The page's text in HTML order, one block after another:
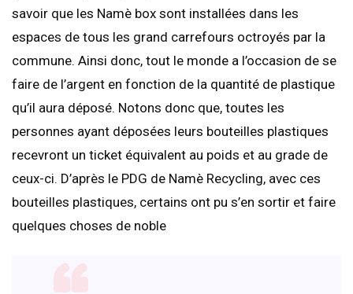
savoir que les Namè box sont installées dans les
espaces de tous les grand carrefours octroyés par la
commune. Ainsi donc, tout le monde a l’occasion de se
faire de l’argent en fonction de la quantité de plastique
qu’il aura déposé. Notons donc que, toutes les
personnes ayant déposées leurs bouteilles plastiques
recevront un ticket équivalent au poids et au grade de
ceux-ci. D’après le PDG de Namè Recycling, avec ces
bouteilles plastiques, certains ont pu s’en sortir et faire
quelques choses de noble